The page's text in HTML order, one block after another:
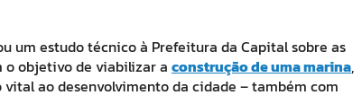
um estudo técnico à Prefeitura da Capital sobre as
o objetivo de viabilizar a construção de uma marina,
ao desenvolvimento da cidade – também com